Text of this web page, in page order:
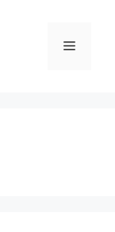
Menu